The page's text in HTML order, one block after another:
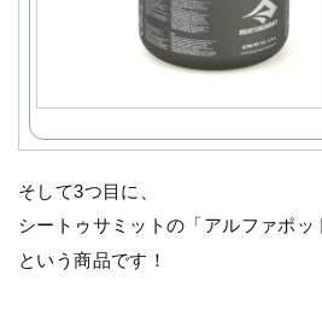
そして3つ目に、
シートゥサミットの「アルファポッ
という商品です！